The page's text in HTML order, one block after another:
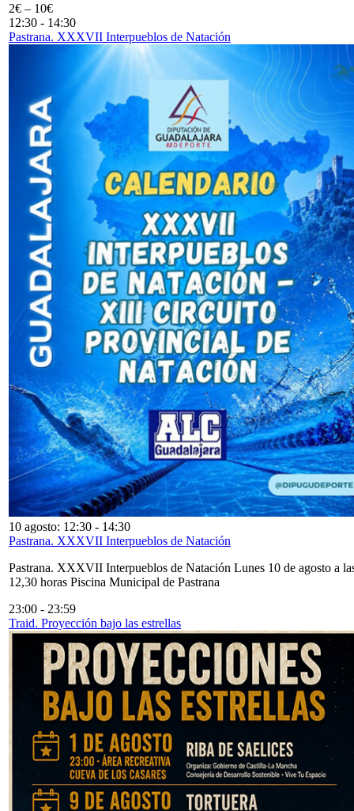
2€ – 10€
12:30 - 14:30
Pastrana. XXXVII Interpueblos de Natación
10 agosto: 12:30 - 14:30
Pastrana. XXXVII Interpueblos de Natación
Pastrana. XXXVII Interpueblos de Natación Lunes 10 de agosto a
12,30 horas Piscina Municipal de Pastrana
23:00 - 23:59
Traid. Proyección bajo las estrellas